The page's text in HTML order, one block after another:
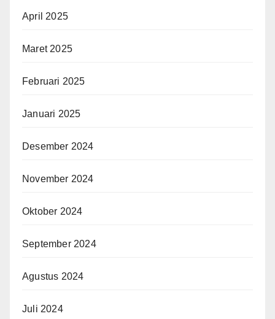
April 2025
Maret 2025
Februari 2025
Januari 2025
Desember 2024
November 2024
Oktober 2024
September 2024
Agustus 2024
Juli 2024